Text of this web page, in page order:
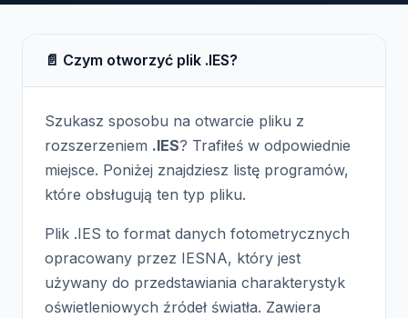
📄 Czym otworzyć plik .IES?
Szukasz sposobu na otwarcie pliku z
rozszerzeniem .IES? Trafiłeś w odpowiednie
miejsce. Poniżej znajdziesz listę programów,
które obsługują ten typ pliku.
Plik .IES to format danych fotometrycznych
opracowany przez IESNA, który jest
używany do przedstawiania charakterystyk
oświetleniowych źródeł światła. Zawiera